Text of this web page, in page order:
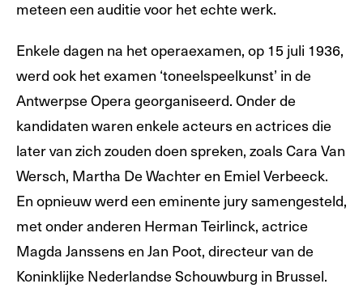
meteen een auditie voor het echte werk.
Enkele dagen na het operaexamen, op 15 juli 1936,
werd ook het examen ‘toneelspeelkunst’ in de
Antwerpse Opera georganiseerd. Onder de
kandidaten waren enkele acteurs en actrices die
later van zich zouden doen spreken, zoals Cara Van
Wersch, Martha De Wachter en Emiel Verbeeck.
En opnieuw werd een eminente jury samengesteld,
met onder anderen Herman Teirlinck, actrice
Magda Janssens en Jan Poot, directeur van de
Koninklijke Nederlandse Schouwburg in Brussel.